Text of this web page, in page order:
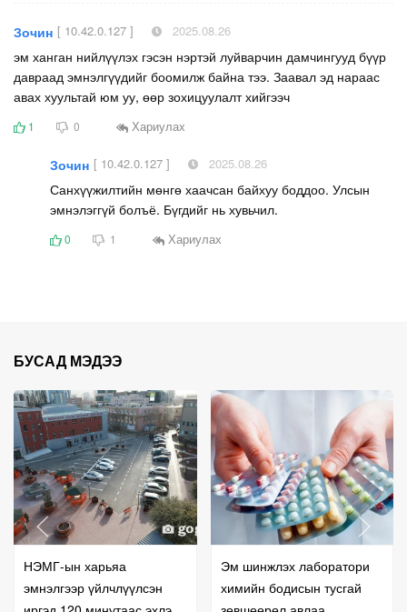
Зочин [ 10.42.0.127 ] 2025.08.26
эм ханган нийлүүлэх гэсэн нэртэй луйварчин дамчингууд бүүр
давраад эмнэлгүүдийг боомилж байна тээ. Заавал эд нараас
авах хуультай юм уу, өөр зохицуулалт хийгээч
1 0 Хариулах
Зочин [ 10.42.0.127 ] 2025.08.26
Санхүүжилтийн мөнгө хаачсан байхуу боддоо. Улсын
эмнэлэггүй болъё. Бүгдийг нь хувьчил.
0 1 Хариулах
БУСАД МЭДЭЭ
НЭМГ-ын харьяа
эмнэлгээр үйлчлүүлсэн
Эм шинжлэх лаборатори
химийн бодисын тусгай